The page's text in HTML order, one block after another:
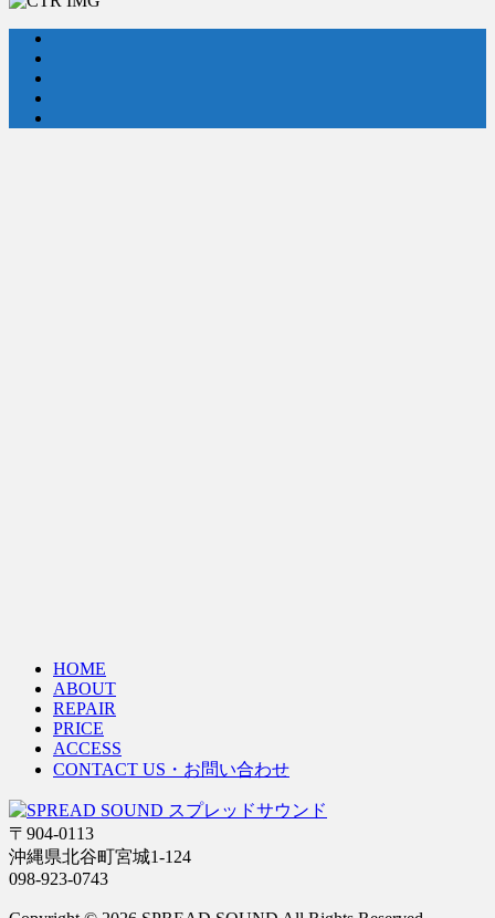
HOME
ABOUT
REPAIR
PRICE
ACCESS
CONTACT US・お問い合わせ
〒904-0113
沖縄県北谷町宮城1-124
098-923-0743